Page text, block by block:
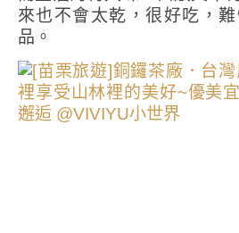
來也不會太乾，很好吃，
品。